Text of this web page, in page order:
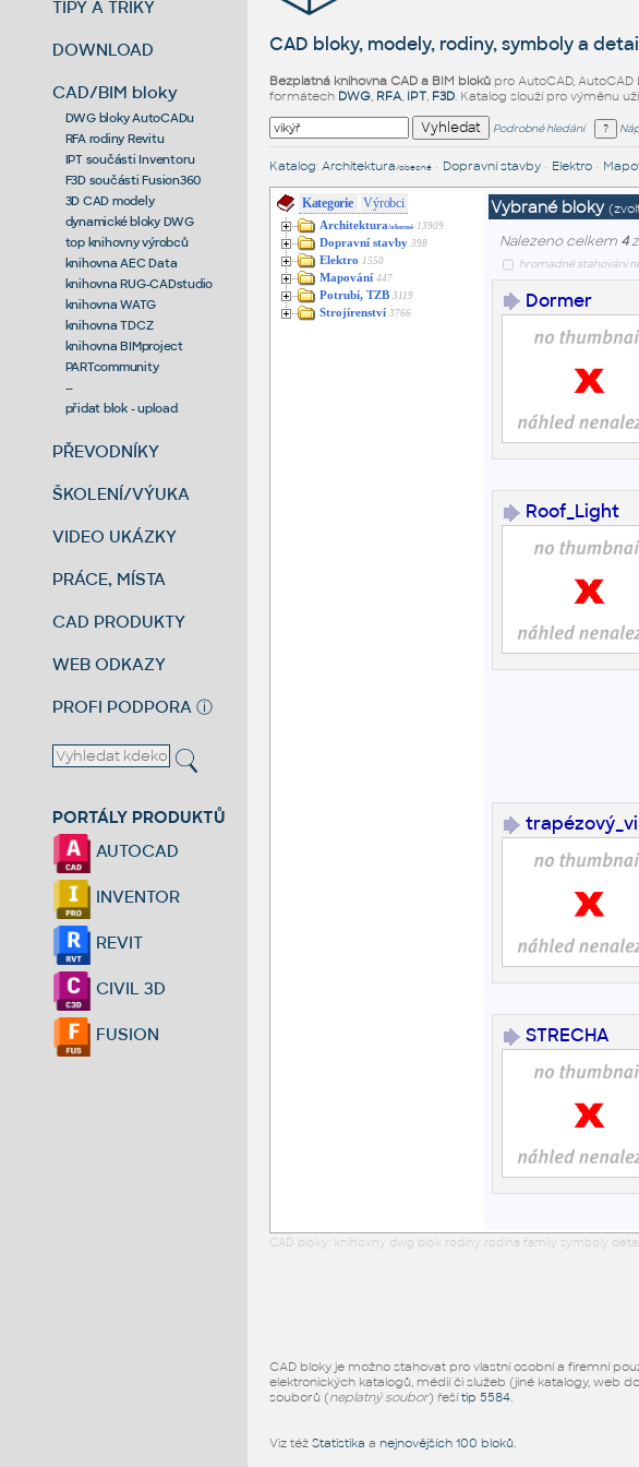
TIPY A TRIKY
DOWNLOAD
CAD/BIM bloky
DWG bloky AutoCADu
RFA rodiny Revitu
IPT součásti Inventoru
F3D součásti Fusion360
3D CAD modely
dynamické bloky DWG
top knihovny výrobců
knihovna AEC Data
knihovna RUG-CADstudio
knihovna WATG
knihovna TDCZ
knihovna BIMproject
PARTcommunity
--
přidat blok - upload
PŘEVODNÍKY
ŠKOLENÍ/VÝUKA
VIDEO UKÁZKY
PRÁCE, MÍSTA
CAD PRODUKTY
WEB ODKAZY
PROFI PODPORA ⓘ
PORTÁLY PRODUKTŮ
AUTOCAD
INVENTOR
REVIT
CIVIL 3D
FUSION
CAD bloky, modely, rodiny, symboly a
Bezplatná knihovna CAD a BIM blokůpro AutoCAD, AutoCAD
formátech DWG, RFA, IPT, F3D. Katalog slouží pro výměnu
Podrobné hledání
Katalog: Architektura /obecné• Dopravní stavby• Elektro•
Kategorie Výrobci
Architektura/obecné 13909
Dopravní stavby 398
Elektro 1550
Mapování 447
Potrubí, TZB 3119
Strojírenství 3766
Vybrané bloky
Nalezeno celkem 4
hromadné stahování
Dormer
Roof_Light
STRECHA
CAD bloky: knihovny dwg blok rodiny rodina family symboly
CAD bloky je možno stahovat pro vlastní osobní a firemní
elektronických katalogů, médií či služeb (jiné katalogy, web
souborů (neplatný soubor) řešítip 5584.
Viz též Statistika a nejnovějších 100 bloků.